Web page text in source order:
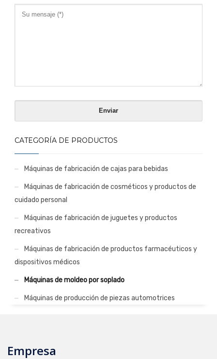
CATEGORÍA DE PRODUCTOS
Máquinas de fabricación de cajas para bebidas
Máquinas de fabricación de cosméticos y productos de
cuidado personal
Máquinas de fabricación de juguetes y productos
recreativos
Máquinas de fabricación de productos farmacéuticos y
dispositivos médicos
Máquinas de moldeo por soplado
Máquinas de producción de piezas automotrices
Empresa